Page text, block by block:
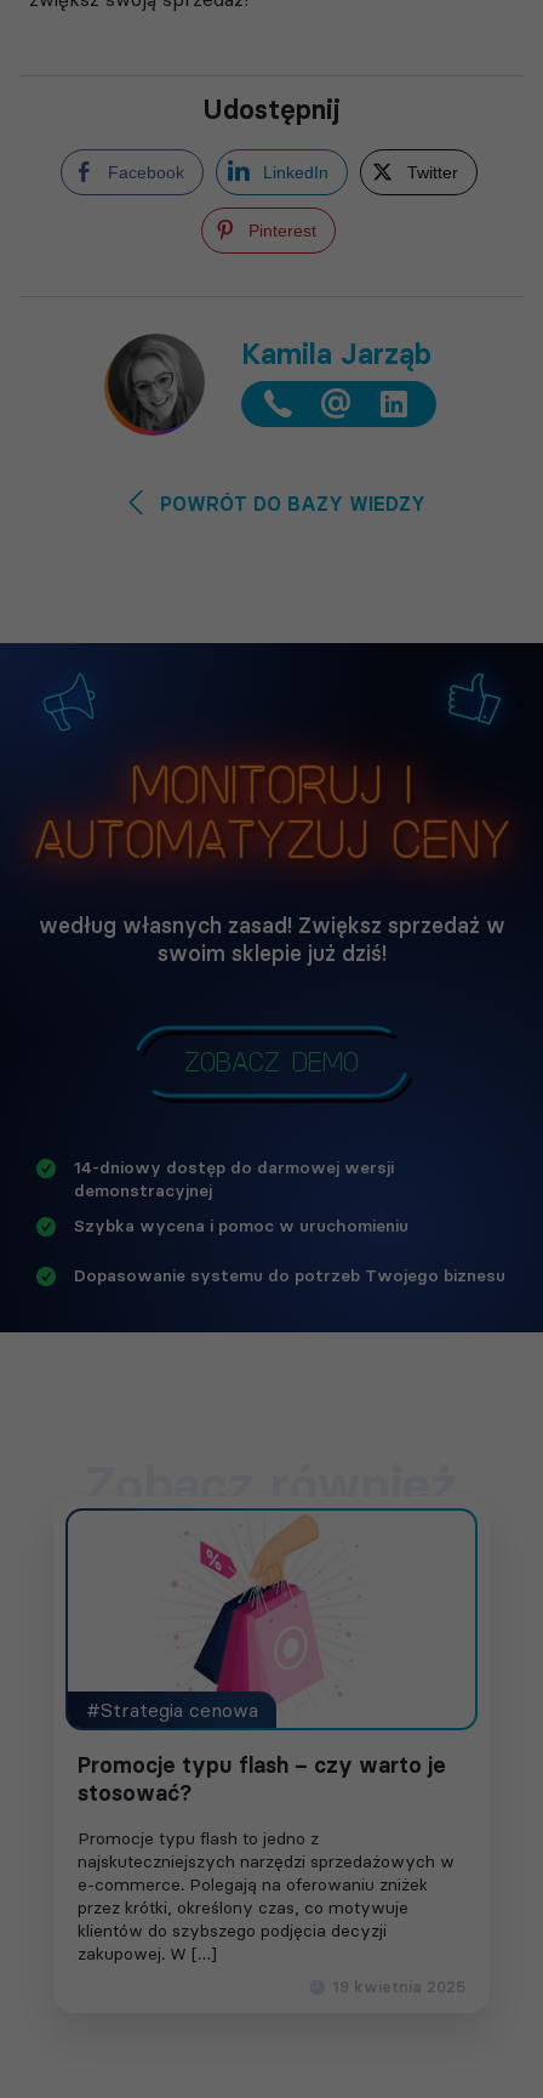
Udostępnij
Facebook LinkedIn Twitter
Pinterest
Kamila Jarząb
@
POWRÓT DO BAZY WIEDZY
Monitoruj i
automatyzuj ceny
według własnych zasad! Zwiększ sprzedaż w
swoim sklepie już dziś!
Zobacz demo
14-dniowy dostęp do darmowej wersji
demonstracyjnej
Szybka wycena i pomoc w uruchomieniu
Dopasowanie systemu do potrzeb Twojego biznesu
#Strategia cenowa
Promocje typu flash – czy warto je
stosować?
Promocje typu flash to jedno z
najskuteczniejszych narzędzi sprzedażowych w
e-commerce. Polegają na oferowaniu zniżek
przez krótki, określony czas, co motywuje
klientów do szybszego podjęcia decyzji
zakupowej. W […]
19 kwietnia 2025